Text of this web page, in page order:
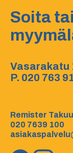
Soita
Vasarakatu
P. 020 763
Remister
020 7639 100